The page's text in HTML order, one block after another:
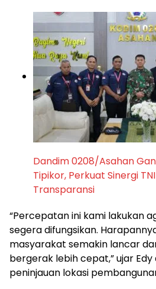
Dandim 0208/Asahan
Tipikor, Perkuat Sinergi
Transparansi
“Percepatan ini kami lakukan
segera difungsikan.
masyarakat semakin lancar
bergerak lebih cepat,” ujar
peninjauan lokasi